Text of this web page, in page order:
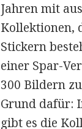
Jahren mit
Kollektionen,
Stickern
einer Spar-
300 Bildern
Grund dafür:
gibt es die